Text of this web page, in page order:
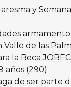
y
de las
la Beca
años (290)
de ser parte